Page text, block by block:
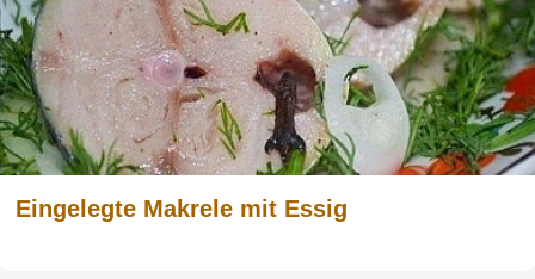
Eingelegte Makrele mit Essig